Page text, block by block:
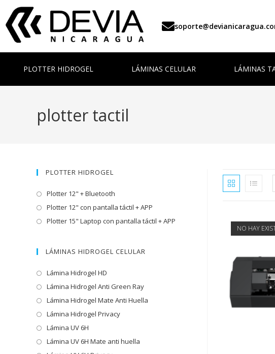
PLOTTER HIDROGEL LÁMINAS CELULAR LÁMINAS
plotter tactil
NO HAY
PLOTTER HIDROGEL
Plotter 12" + Bluetooth
Plotter 12" con pantalla táctil + APP
Plotter 15" Laptop con pantalla táctil + APP
LÁMINAS HIDROGEL CELULAR
Lámina Hidrogel HD
Lámina Hidrogel Anti Green Ray
Lámina Hidrogel Mate Anti Huella
Lámina Hidrogel Privacy
Lámina UV 6H
Lámina UV 6H Mate anti huella